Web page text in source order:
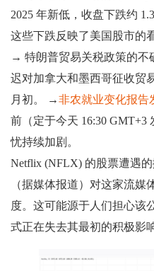
2025 年新低，收盘下跌约
这些下跌反映了美国股市的
→ 特朗普贸易关税政策的不
迟对加拿大和墨西哥征收贸
月初。 →非农就业变化报告
前（定于今天 16:30 GMT+3
忧持续加剧。
Netflix (NFLX) 的股票遭遇
（据媒体报道）对这家流
度。这可能源于人们担心该
式正在失去其最初的积极影响